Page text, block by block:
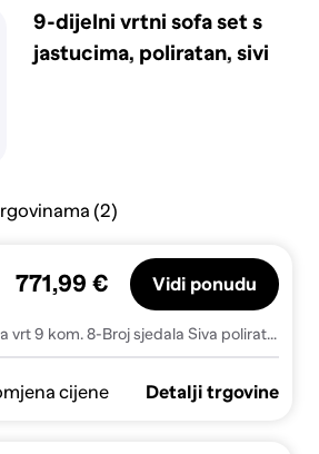
9-dijelni vrtni sofa set s
jastucima, poliratan, sivi
(2)
Sjedeća garnitura za vrt 9 kom. 8-Broj sjedala Siva poliratan
771,99 € Vidi ponudu
cijene Detalji trgovine